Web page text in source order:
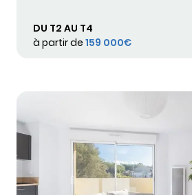
DU T2 AU T4
à partir de 159 000€